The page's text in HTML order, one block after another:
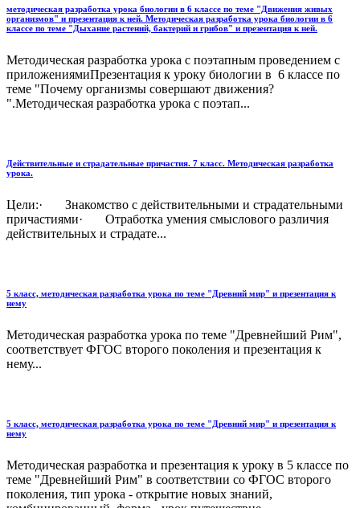
методическая разработка урока биологии в 6 классе по теме "Движения живых
организмов" и презентация к ней. Методическая разработка урока биологии в 6
классе по теме "Дыхание растений, бактерий и грибов" и презентация к ней.
Методическая разработка урока с поэтапным проведением с
приложениямиПрезентация к уроку биологии в 6 классе по
теме "Почему организмы совершают движения?
".Методическая разработка урока с поэтап...
Действительные и страдательные причастия. 7 класс. Методическая разработка
урока.
Цели:· Знакомство с действительными и страдательными
причастиями· Отработка умения смыслового различия
действительных и страдате...
5 класс, методическая разработка урока по теме "Древний мир" и презентация к
нему
Методическая разработка урока по теме "Древнейший Рим",
соответствует ФГОС второго поколения и презентация к
нему...
5 класс, методическая разработка урока по теме "Древний мир" и презентация к
нему
Методическая разработка и презентация к уроку в 5 классе по
теме "Древнейший Рим" в соответствии со ФГОС второго
поколения, тип урока - открытие новых знаний,